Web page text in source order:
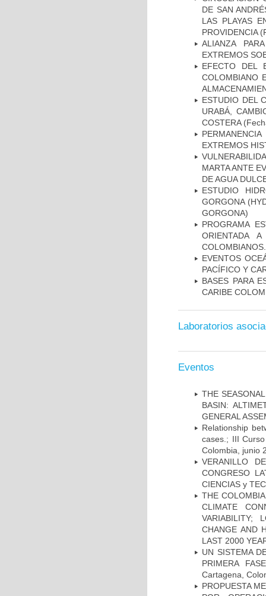
DE SAN
LAS PLAYAS
PROVIDENCIA
ALIANZA
EXTREMOS
EFECTO DEL
COLOMBIANO
ESTUDIO DEL
URABÁ,
COSTERA
EXTREMOS
MARTA ANTE
DE AGUA
ESTUDIO
GORGONA
GORGONA)
PROGRAMA
ORIENTADA
COLOMBIANOS.
EVENTOS
PACÍFICO Y
BASES PARA
CARIBE
Laboratorios
Eventos
THE
BASIN:
GENERAL
Relationship
cases.; III
Colombia, junio
VERANILLO
CONGRESO
CIENCIAS y
THE
CLIMATE
VARIABILITY;
CHANGE AND
LAST 2000
UN SISTEMA
PRIMERA
Cartagena,
PROPUESTA